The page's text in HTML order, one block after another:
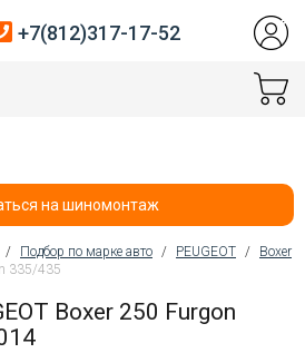
+7(812)317-17-52
на шиномонтаж
/ Подбор по марке авто / PEUGEOT /
Boxer
335/435
Boxer 250 Furgon